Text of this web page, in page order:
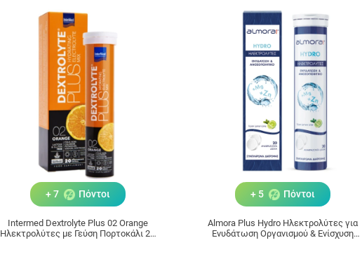
+ 7 Πόντοι
Intermed Dextrolyte Plus 02 Orange
Ηλεκτρολύτες με Γεύση Πορτοκάλι 20
+ 5 Πόντοι
Almora Plus Hydro Ηλεκτρολύτες για
Ενυδάτωση Οργανισμού & Ενίσχυση